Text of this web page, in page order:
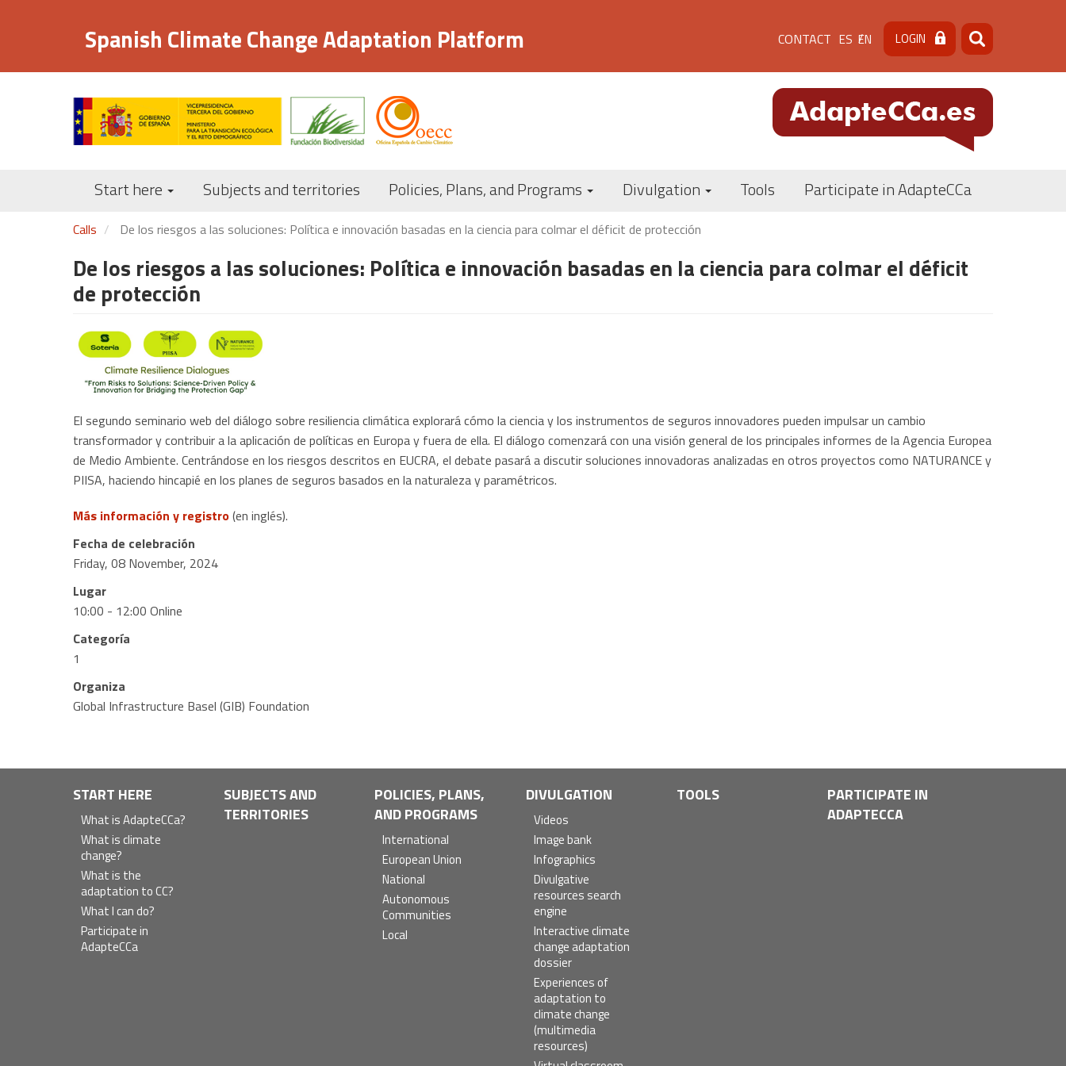
content
Spanish Climate Change Adaptation Platform Menú
de
cabecera
[contacto]
CONTACT ES EN LOGIN Search
Search
Navegación
Start here Subjects and territories Policies, Plans, and Programs Divulgation Tools Participate in AdapteCCa
Calls De los riesgos a las soluciones: Política e innovación basadas en la ciencia para colmar el déficit de protección
De los riesgos a las soluciones: Política e innovación basadas en la ciencia para colmar el déficit
de protección
El segundo seminario web del diálogo sobre resiliencia climática explorará cómo la ciencia y los instrumentos de seguros innovadores pueden impulsar un cambio
transformador y contribuir a la aplicación de políticas en Europa y fuera de ella. El diálogo comenzará con una visión general de los principales informes de la Agencia Europea
de Medio Ambiente. Centrándose en los riesgos descritos en EUCRA, el debate pasará a discutir soluciones innovadoras analizadas en otros proyectos como NATURANCE y
PIISA, haciendo hincapié en los planes de seguros basados en la naturaleza y paramétricos.
Más información y registro(en inglés).
Fecha de celebración
Friday, 08 November, 2024
Lugar
10:00 - 12:00 Online
Categoría
1
Organiza
Global Infrastructure Basel (GIB) Foundation
Navegación
principal
START HERE
What is AdapteCCa?
What is climate
change?
What is the
adaptation to CC?
What I can do?
Participate in
AdapteCCa
SUBJECTS AND
TERRITORIES
POLICIES, PLANS,
AND PROGRAMS
International
European Union
National
Autonomous
Communities
Local
DIVULGATION
Videos
Image bank
Infographics
Divulgative
resources search
engine
Interactive climate
change adaptation
dossier
Experiences of
adaptation to
climate change
(multimedia
resources)
TOOLS
PARTICIPATE IN
ADAPTECCA